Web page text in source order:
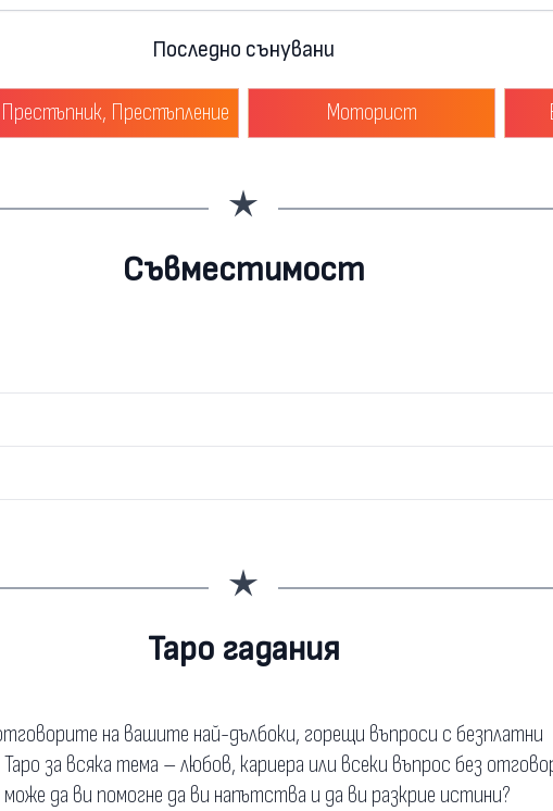
Последно сънувани
Престъпник, Престъпление Моторист
Съвместимост
Таро гадания
на вашите най-дълбоки, горещи въпроси с безплатни
Таро за всяка тема – любов, кариера или всеки въпрос без
да ви помогне да ви напътства и да ви разкрие истини?